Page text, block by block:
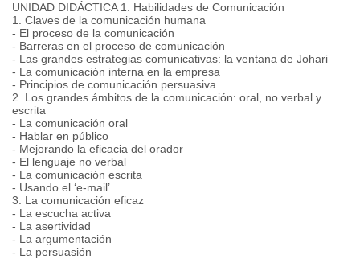
UNIDAD DIDÁCTICA 1: Habilidades de Comunicación
1. Claves de la comunicación humana
- El proceso de la comunicación
- Barreras en el proceso de comunicación
- Las grandes estrategias comunicativas: la ventana de Johari
- La comunicación interna en la empresa
- Principios de comunicación persuasiva
2. Los grandes ámbitos de la comunicación: oral, no verbal y
escrita
- La comunicación oral
- Hablar en público
- Mejorando la eficacia del orador
- El lenguaje no verbal
- La comunicación escrita
- Usando el ‘e-mail’
3. La comunicación eficaz
- La escucha activa
- La asertividad
- La argumentación
- La persuasión